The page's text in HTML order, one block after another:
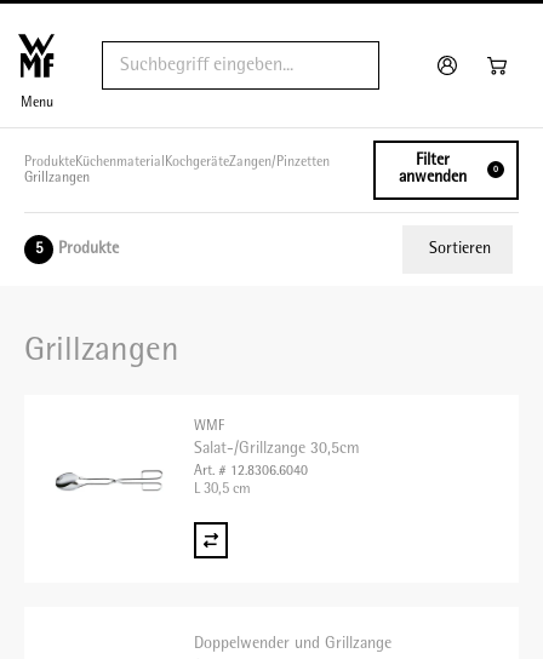
Menu
ProdukteKüchenmaterial KochgeräteZangen/Pinzetten
Grillzangen
Filter
anwenden
0
5 Produkte Sortieren
Grillzangen
WMF
Salat-/Grillzange 30,5cm
Art. # 12.8306.6040
L 30,5 cm
Doppelwender und Grillzange